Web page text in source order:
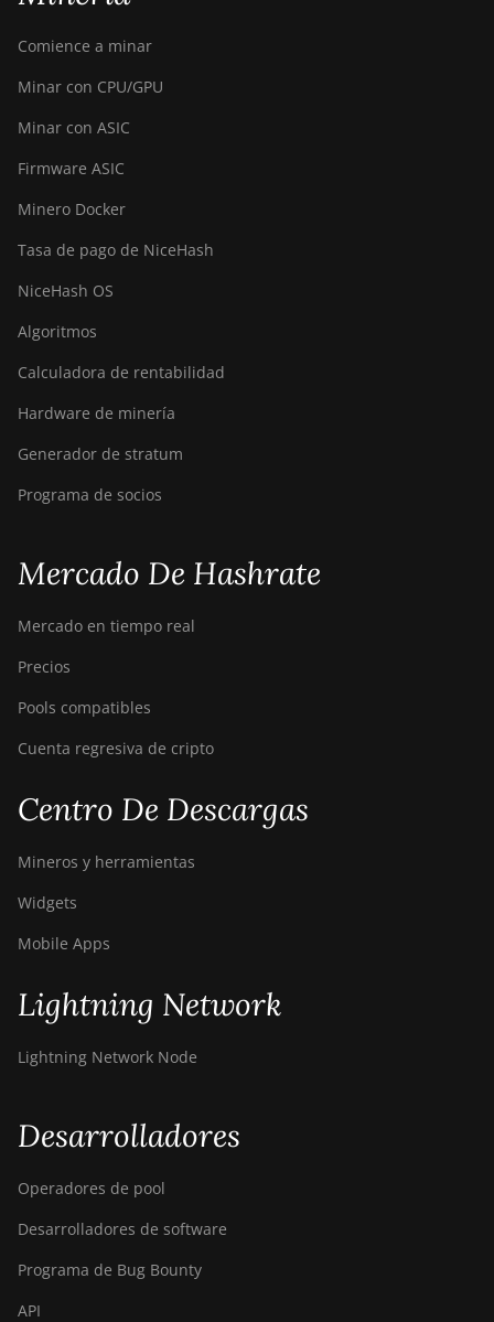
Comience a minar
Minar con CPU/GPU
Minar con ASIC
Firmware ASIC
Minero Docker
Tasa de pago de NiceHash
NiceHash OS
Algoritmos
Calculadora de rentabilidad
Hardware de minería
Generador de stratum
Programa de socios
Mercado De Hashrate
Mercado en tiempo real
Precios
Pools compatibles
Cuenta regresiva de cripto
Centro De Descargas
Mineros y herramientas
Widgets
Mobile Apps
Lightning Network
Lightning Network Node
Desarrolladores
Operadores de pool
Desarrolladores de software
Programa de Bug Bounty
API